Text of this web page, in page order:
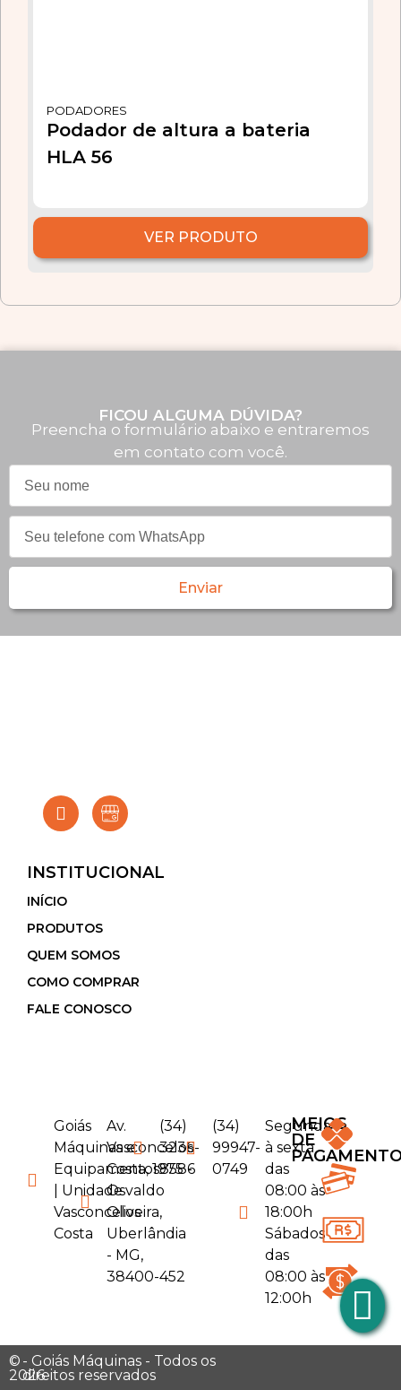
PODADORES
Podador de altura a bateria
HLA 56
VER PRODUTO
FICOU ALGUMA DÚVIDA?
Preencha o formulário abaixo e entraremos
em contato com você.
Enviar
INSTITUCIONAL
INÍCIO
PRODUTOS
QUEM SOMOS
COMO COMPRAR
FALE CONOSCO
Goiás
Máquinas e
Equipamentos
| Unidade
Vasconcelos
Costa
Av.
Vasconcelos
Costa, 1975 -
Osvaldo
Oliveira,
Uberlândia
- MG,
38400-452
(34)
3236-
8586
(34)
99947-
0749
Segunda
à sexta
das
08:00 às
18:00h
Sábados
das
08:00 às
12:00h
MEIOS
DE
©
2026
- Goiás Máquinas - Todos os
direitos reservados